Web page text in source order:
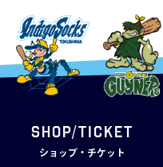
SHOP/TICKET
ショップ・チケット